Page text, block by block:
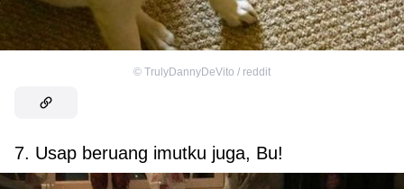
© TrulyDannyDeVito / reddit
7. Usap beruang imutku juga, Bu!